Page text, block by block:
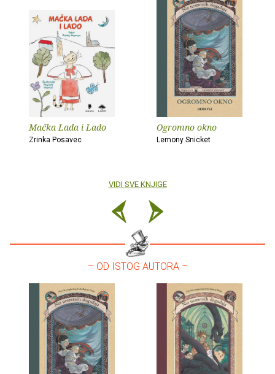
Mačka Lada i Lado
Zrinka Posavec
Ogromno okno
Lemony Snicket
VIDI SVE KNJIGE
– OD ISTOG AUTORA –